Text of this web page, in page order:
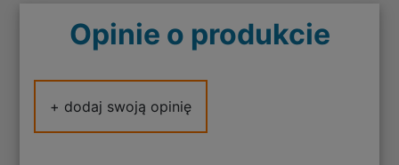
Opinie o produkcie
+ dodaj swoją opinię